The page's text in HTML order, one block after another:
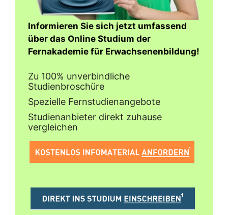
Informieren Sie sich jetzt umfassend
über das Online Studium der
Fernakademie für Erwachsenenbildung!
Zu 100% unverbindliche
Studienbroschüre
Spezielle Fernstudienangebote
Studienanbieter direkt zuhause
vergleichen